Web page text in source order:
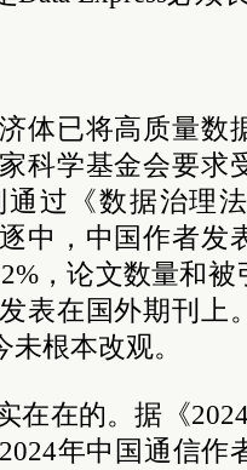
体已将高质量数
科学基金会要求
过《数据治理
中，中国作者发
，论文数量和
表在国外期刊上
根本改观。
在在的。据《
年中国通信作